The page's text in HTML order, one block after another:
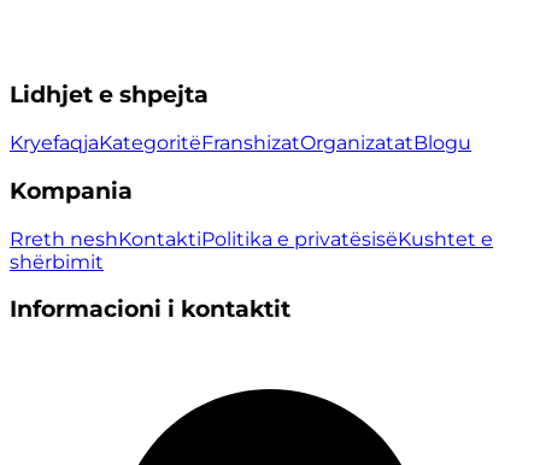
Lidhjet e shpejta
KryefaqjaKategoritëFranshizatOrganizatatBlogu
Kompania
Rreth neshKontaktiPolitika e privatësisëKushtet e
shërbimit
Informacioni i kontaktit